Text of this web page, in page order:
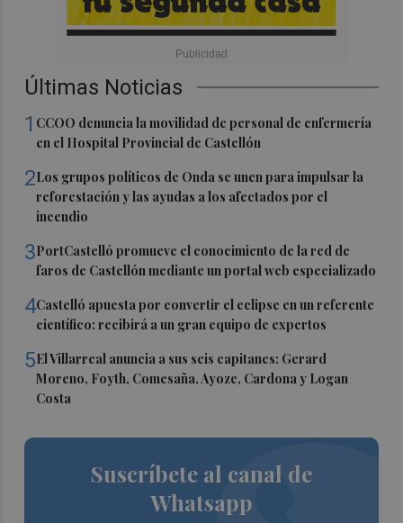
Últimas Noticias
1 CCOO denuncia la movilidad de personal de enfermería
en el Hospital Provincial de Castellón
2Los grupos políticos de Onda se unen para impulsar la
reforestación y las ayudas a los afectados por el
incendio
3PortCastelló promueve el conocimiento de la red de
faros de Castellón mediante un portal web especializado
4Castelló apuesta por convertir el eclipse en un referente
científico: recibirá a un gran equipo de expertos
5El Villarreal anuncia a sus seis capitanes: Gerard
Moreno, Foyth, Comesaña, Ayoze, Cardona y Logan
Costa
Suscríbete al canal de
Whatsapp